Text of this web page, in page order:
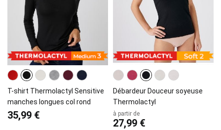
T-shirt Thermolactyl Sensitive
manches longues col rond
35,99 €
Débardeur Douceur soyeuse
Thermolactyl
à partir de
27,99 €